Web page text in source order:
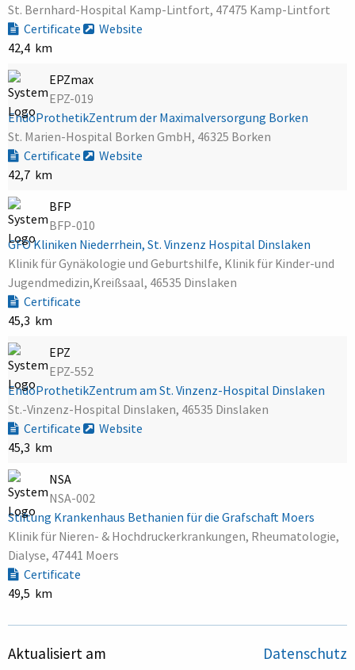
St. Bernhard-Hospital Kamp-Lintfort, 47475 Kamp-Lintfort
Certificate
Website
42,4 km
EPZmax
EPZ-019
EndoProthetikZentrum der Maximalversorgung Borken
St. Marien-Hospital Borken GmbH, 46325 Borken
Certificate
Website
42,7 km
BFP
BFP-010
GFO Kliniken Niederrhein, St. Vinzenz Hospital Dinslaken
Klinik für Gynäkologie und Geburtshilfe, Klinik für Kinder-und
Jugendmedizin,Kreißsaal, 46535 Dinslaken
Certificate
45,3 km
EPZ
EPZ-552
EndoProthetikZentrum am St. Vinzenz-Hospital Dinslaken
St.-Vinzenz-Hospital Dinslaken, 46535 Dinslaken
Certificate
Website
45,3 km
NSA
NSA-002
Stiftung Krankenhaus Bethanien für die Grafschaft Moers
Klinik für Nieren- & Hochdruckerkrankungen, Rheumatologie,
Dialyse, 47441 Moers
Certificate
49,5 km
Aktualisiert am
Datenschutz